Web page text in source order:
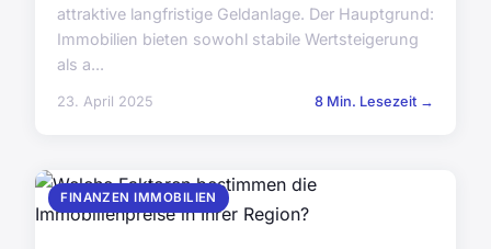
attraktive langfristige Geldanlage. Der Hauptgrund:
Immobilien bieten sowohl stabile Wertsteigerung
als a...
23. April 2025 8 Min. Lesezeit →
FINANZEN IMMOBILIEN